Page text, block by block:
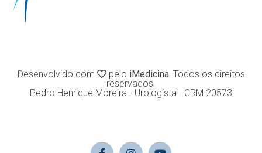
Desenvolvido com pelo iMedicina. Todos os direitos
reservados.
Pedro Henrique Moreira - Urologista - CRM 20573